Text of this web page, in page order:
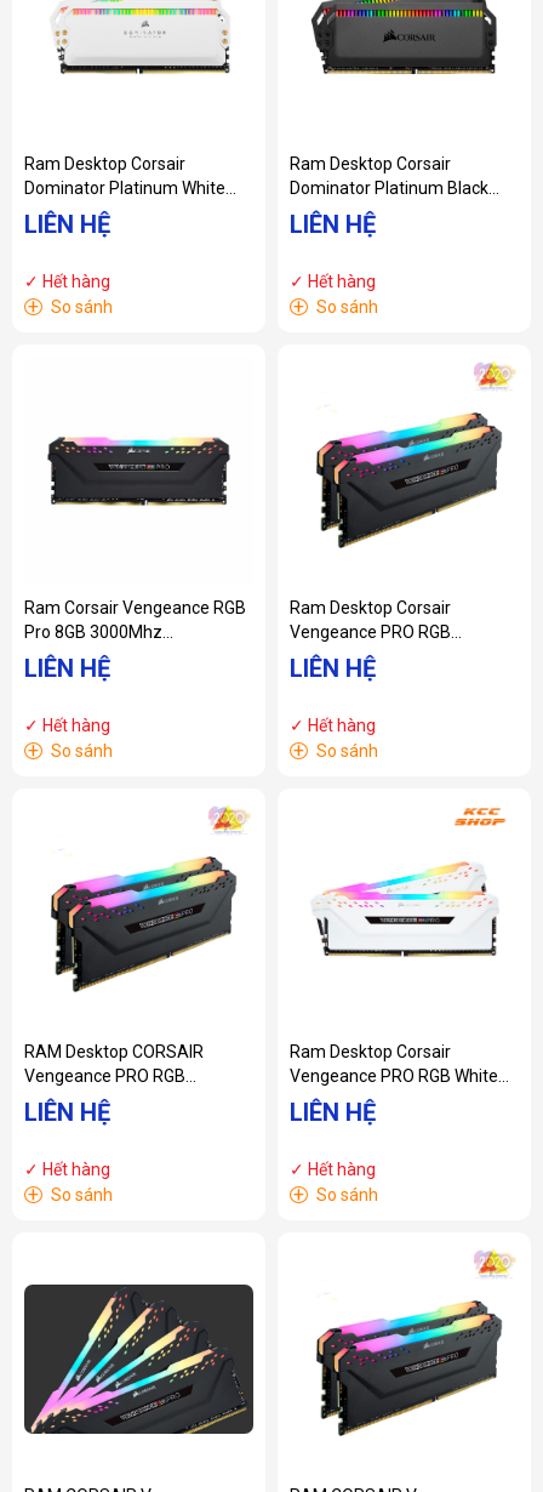
Ram Desktop Corsair
Dominator Platinum White
RGB
(CMT32GX4M2E3200C16W)
LIÊN HỆ
✓ Hết hàng
+ So sánh
Ram Desktop Corsair
Dominator Platinum Black
RGB
(CMT32GX4M2E3200C16)
LIÊN HỆ
✓ Hết hàng
+ So sánh
Ram Corsair Vengeance RGB
Pro 8GB 3000Mhz
CMW8GX4M1D3000C16
LIÊN HỆ
✓ Hết hàng
+ So sánh
Ram Desktop Corsair
Vengeance PRO RGB
(CMW32GX4M2E3200C16)
32GB (2x16GB) DDR4
LIÊN HỆ
✓ Hết hàng
+ So sánh
RAM Desktop CORSAIR
Vengeance PRO RGB
(CMW32GX4M2D3000C16)
32GB (2x16GB) DDR4
LIÊN HỆ
✓ Hết hàng
+ So sánh
Ram Desktop Corsair
Vengeance PRO RGB White
(CMW16GX4M2E3200C16W)
16GB (2x8GB) DDR4
LIÊN HỆ
✓ Hết hàng
+ So sánh